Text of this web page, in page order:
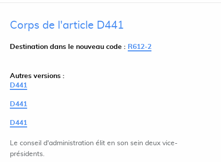
Corps de l'article D441
Destination dans le nouveau code : R612-2
Autres versions :
D441
D441
D441
Le conseil d'administration élit en son sein deux vice-
présidents.